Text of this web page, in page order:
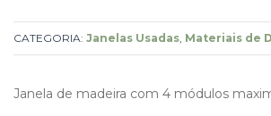
CATEGORIA: Janelas Usadas Materiais de
Janela de madeira com 4 módulos